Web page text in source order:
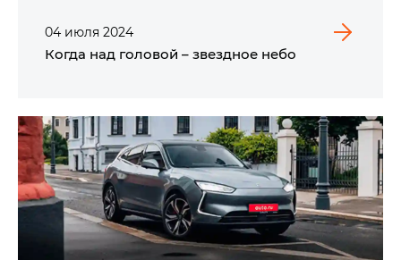
04 июля 2024
Когда над головой – звездное небо